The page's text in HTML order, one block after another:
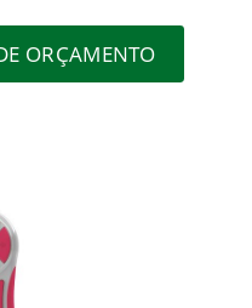
ORÇAMENTO